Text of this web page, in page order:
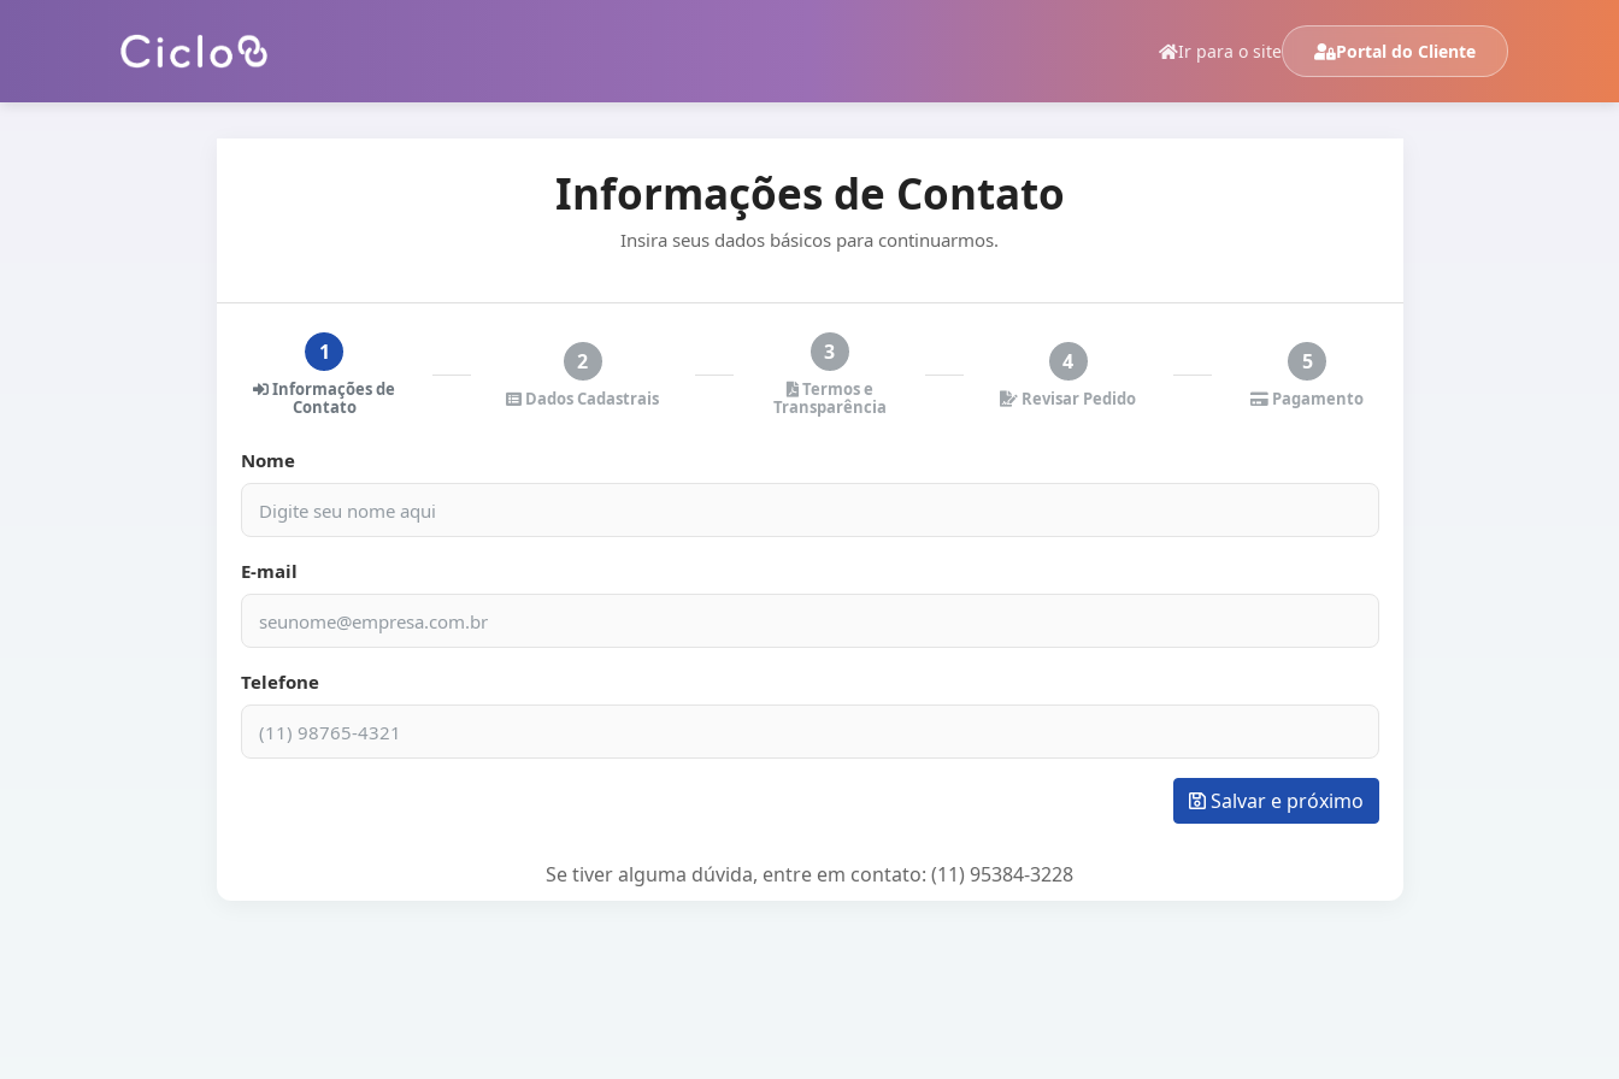
Ir para o site Portal do Cliente
Informações de Contato
Insira seus dados básicos para continuarmos.
1
Informações de
Contato
2
Dados Cadastrais
3
Termos e
Transparência
4
Revisar Pedido
5
Pagamento
Nome
E-mail
Telefone
Salvar e próximo
Se tiver alguma dúvida, entre em contato: (11) 95384-3228